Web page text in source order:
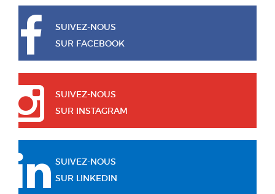
SUIVEZ-NOUS
SUR FACEBOOK
SUIVEZ-NOUS
SUR INSTAGRAM
SUIVEZ-NOUS
SUR LINKEDIN